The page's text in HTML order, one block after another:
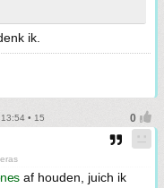
ik.
• 15
af houden, juich ik